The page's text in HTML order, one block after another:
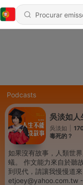
Podcasts
吳淡如人
吳淡如
毒死的？
如果沒有故事，人類世
蟻。 作文能力來自於聽
到現代，請讓我慢慢道來！ ※合作邀約請